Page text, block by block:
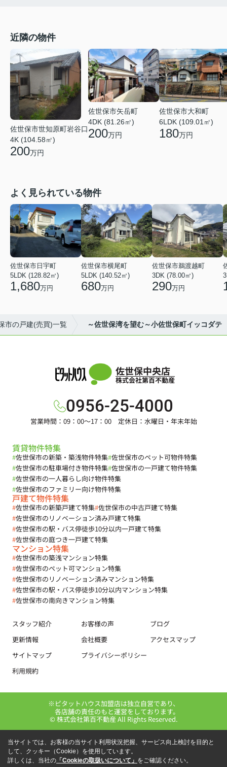
近隣の物件
佐世保市世知原町岩谷口
4K (104.58㎡)
200万円
佐世保市矢岳町
4DK (81.26㎡)
200万円
佐世保市大和町
6LDK (109.01㎡)
180万円
よく見られている物件
佐世保市日宇町
5LDK (128.82㎡)
1,680万円
佐世保市横尾町
5LDK (140.52㎡)
680万円
佐世保市鵜渡越町
3DK (78.00㎡)
290万円
市の戸建(売買)一覧 ～佐世保湾を望む～小佐世保町イッコダテ
佐世保中央店
株式会社第百不動産
0956-25-4000
営業時間：09：00～17：00 定休日：水曜日・年末年始
賃貸物件特集
#佐世保市の新築・築浅物件特集#佐世保市のペット可物件特集
#佐世保市の駐車場付き物件特集#佐世保市の一戸建て物件特集
#佐世保市の一人暮らし向け物件特集
#佐世保市のファミリー向け物件特集
戸建て物件特集
#佐世保市の新築戸建て特集#佐世保市の中古戸建て特集
#佐世保市のリノベーション済み戸建て特集
#佐世保市の駅・バス停徒歩10分以内一戸建て特集
#佐世保市の庭つき一戸建て特集
マンション特集
#佐世保市の築浅マンション特集
#佐世保市のペット可マンション特集
#佐世保市のリノベーション済みマンション特集
#佐世保市の駅・バス停徒歩10分以内マンション特集
#佐世保市の南向きマンション特集
スタッフ紹介 お客様の声
ブログ
更新情報
会社概要
アクセスマップ
サイトマップ
プライバシーポリシー
利用規約
※ピタットハウス加盟店は独立自営であり、
各店舗の責任のもと運営をしております。
© 株式会社第百不動産 All Rights Reserved.
当サイトでは、お客様の当サイト利用状況把握、サービス向上検討を目的と
して、クッキー（Cookie）を使用しています。
詳しくは、当社の 「Cookieの取扱いについて」 をご確認ください。